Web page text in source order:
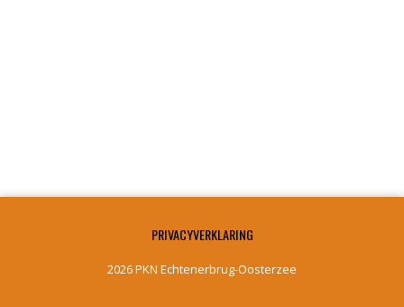
PRIVACYVERKLARING
2026 PKN Echtenerbrug-Oosterzee